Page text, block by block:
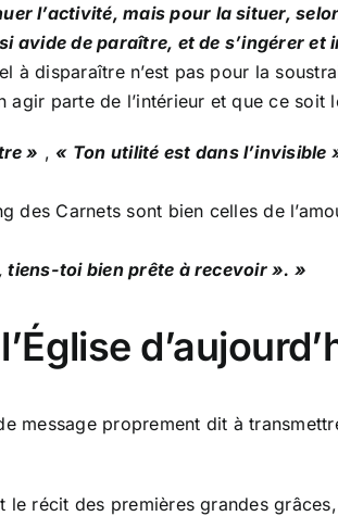
l’activité, mais pour la situer,
avide de paraître, et de s’ingérer et
à disparaître n’est pas pour la
parte de l’intérieur et que ce soit
» , « Ton utilité est dans l’invisible
des Carnets sont bien celles de
tiens-toi bien prête à recevoir ». »
message proprement dit à
le récit des premières grandes